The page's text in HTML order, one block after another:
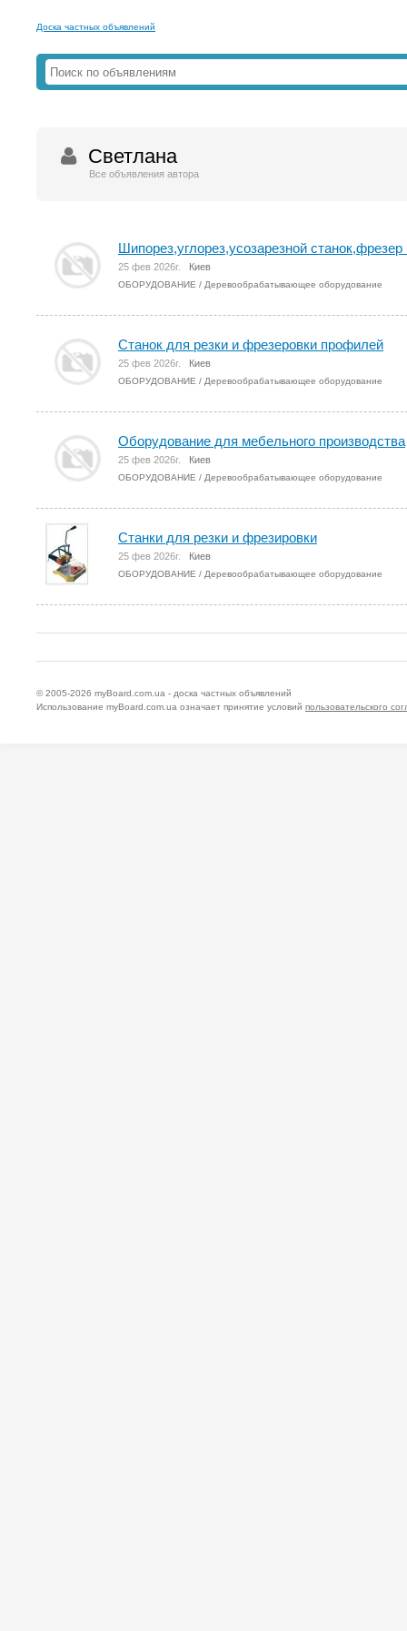
Доска частных объявлений
Светлана
Все объявления автора
Шипорез,углорез,усозарезной
25 фев 2026г. Киев
ОБОРУДОВАНИЕ / Деревообрабатывающее оборудование
Станок для резки и фрезeровки профилей
25 фев 2026г. Киев
ОБОРУДОВАНИЕ / Деревообрабатывающее оборудование
Оборудование для мебельного производства
25 фев 2026г. Киев
ОБОРУДОВАНИЕ / Деревообрабатывающее оборудование
Станки для резки и фрезировки
25 фев 2026г. Киев
ОБОРУДОВАНИЕ / Деревообрабатывающее оборудование
© 2005-2026 myBoard.com.ua - доска частных объявлений
Использование myBoard.com.ua означает принятие условий пользовательского